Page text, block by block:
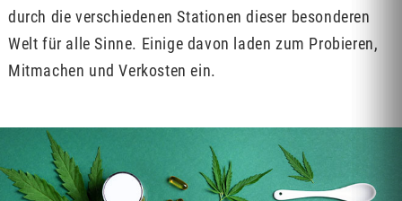
durch die verschiedenen Stationen dieser besonderen
Welt für alle Sinne. Einige davon laden zum Probieren,
Mitmachen und Verkosten ein.